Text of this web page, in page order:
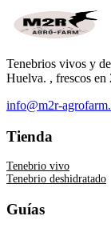
Tenebrios vivos y
Huelva. , frescos
info@m2r-
Tienda
Tenebrio vivo
Tenebrio deshidratado
Guías